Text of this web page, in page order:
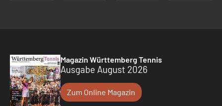
Magazin Württemberg Tennis
Ausgabe August 2026
Zum Online Magazin